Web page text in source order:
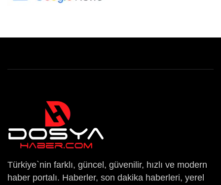
Türkiye`nin farklı, güncel, güvenilir, hızlı ve modern
haber portalı. Haberler, son dakika haberleri, yerel